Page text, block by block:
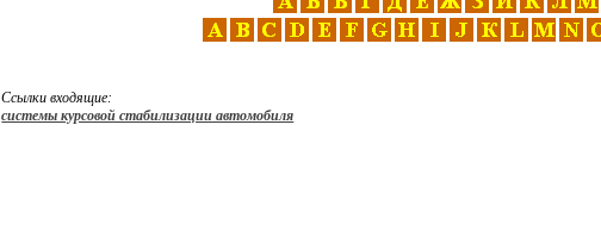
Ссылки входящие:
системы курсовой стабилизации автомобиля